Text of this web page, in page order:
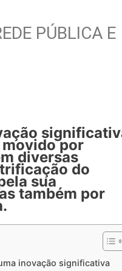
PÚBLICA E
por
diversas
do
sua
também por
inovação significativa